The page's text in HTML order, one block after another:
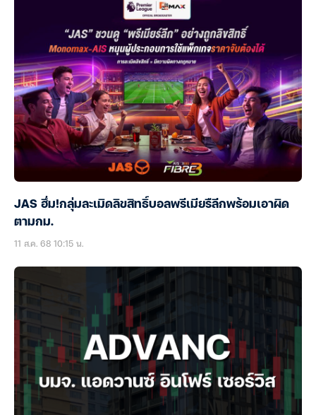
JAS ฮึ่ม!กลุ่มละเมิดลิขสิทธิ์บอลพรีเมียรืลีกพร้อมเอาผิด
ตามกม.
11 ส.ค. 68 10:15 น.